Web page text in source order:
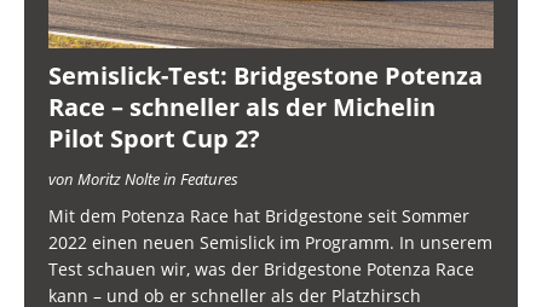
Semislick-Test: Bridgestone Potenza
Race – schneller als der Michelin
Pilot Sport Cup 2?
von Moritz Nolte in Features
Mit dem Potenza Race hat Bridgestone seit Sommer
2022 einen neuen Semislick im Programm. In unserem
Test schauen wir, was der Bridgestone Potenza Race
kann – und ob er schneller als der Platzhirsch